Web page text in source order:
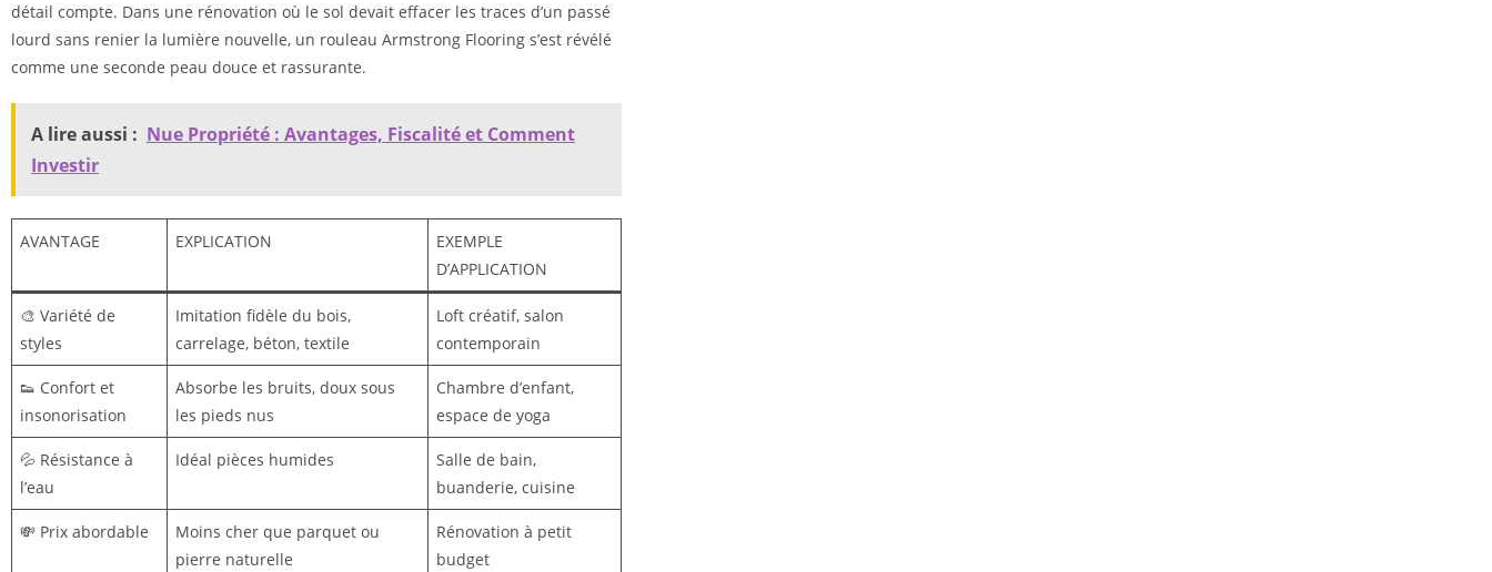
détail compte. Dans une rénovation où le sol devait effacer les traces d’un passé
lourd sans renier la lumière nouvelle, un rouleau Armstrong Flooring s’est révélé
comme une seconde peau douce et rassurante.
A lire aussi : Nue Propriété : Avantages, Fiscalité et Comment
Investir
AVANTAGE EXPLICATION
EXEMPLE
D’APPLICATION
🎨 Variété de
styles
Imitation fidèle du bois,
carrelage, béton, textile
Loft créatif, salon
contemporain
👟 Confort et
insonorisation
Absorbe les bruits, doux sous
les pieds nus
Chambre d’enfant,
espace de yoga
💦 Résistance à
l’eau
Idéal pièces humides
Salle de bain,
buanderie, cuisine
💸 Prix abordable
Moins cher que parquet ou
pierre naturelle
Rénovation à petit
budget